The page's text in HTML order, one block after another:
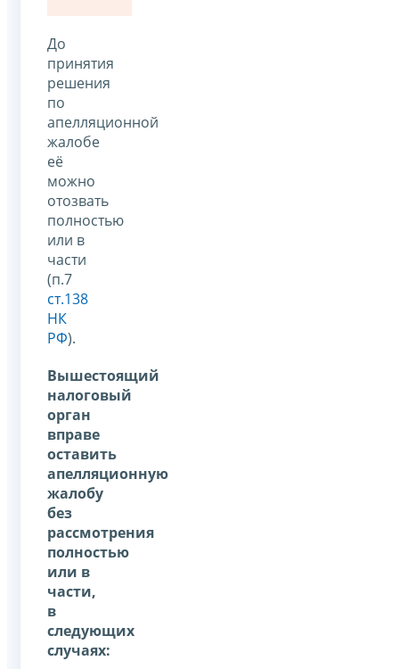
До
принятия
решения
по
апелляционной
жалобе
её
можно
отозвать
полностью
или в
части
(п.7
ст.138
НК
РФ).
Вышестоящий
налоговый
орган
вправе
оставить
апелляционную
жалобу
без
рассмотрения
полностью
или в
части,
в
следующих
случаях: